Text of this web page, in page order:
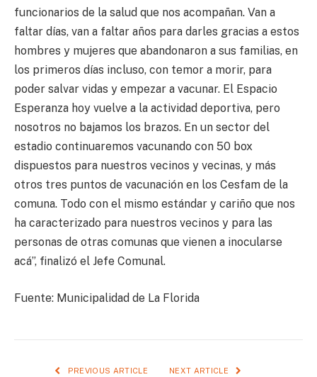
funcionarios de la salud que nos acompañan. Van a
faltar días, van a faltar años para darles gracias a estos
hombres y mujeres que abandonaron a sus familias, en
los primeros días incluso, con temor a morir, para
poder salvar vidas y empezar a vacunar. El Espacio
Esperanza hoy vuelve a la actividad deportiva, pero
nosotros no bajamos los brazos. En un sector del
estadio continuaremos vacunando con 50 box
dispuestos para nuestros vecinos y vecinas, y más
otros tres puntos de vacunación en los Cesfam de la
comuna. Todo con el mismo estándar y cariño que nos
ha caracterizado para nuestros vecinos y para las
personas de otras comunas que vienen a inocularse
acá”, finalizó el Jefe Comunal.
Fuente: Municipalidad de La Florida
PREVIOUS ARTICLE NEXT ARTICLE